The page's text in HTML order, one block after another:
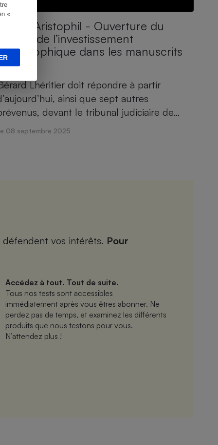
«
Affaire Aristophil - Ouverture du
procès de l’investissement
dans les manuscrits
Lhéritier doit répondre à partir
ainsi que sept autres
devant le tribunal judiciaire de…
08 septembre 2025
défendent vos intérêts. Pour
Accédez à tout. Tout de suite.
Tous nos tests sont accessibles
immédiatement après vous êtres abonner. Ne
perdez pas de temps, et examinez les différents
produits que nous testons pour vous.
N’attendez plus !